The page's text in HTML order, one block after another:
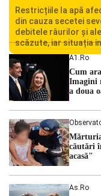
Restricțiile la apă
din cauza secetei
debitele râurilor și
scăzute, iar situația
Centralei Nucleare
cu una dintre cele
hidrologic din ultimii
A1.ro
Cum
Imagini
a doua
căutări
acasă"
As.ro